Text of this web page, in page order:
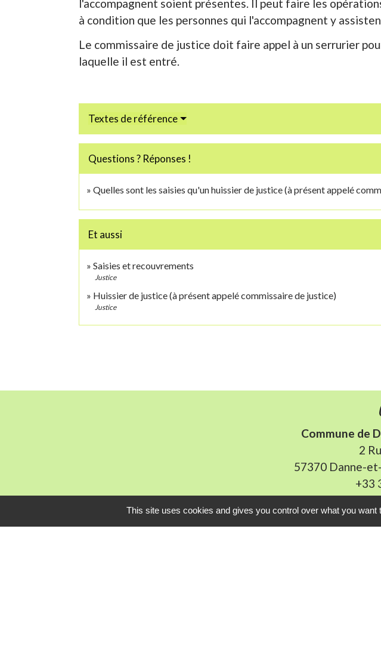
l'accompagnent soient présentes. Il peut faire les
à condition que les personnes qui l'accompagnent y
Le commissaire de justice doit faire appel à un serrurier
laquelle il est entré.
Textes de référence
Questions ? Réponses !
Quelles sont les saisies qu'un huissier de justice (à présent appelé
Et aussi
Saisies et recouvrements
Justice
Huissier de justice (à présent appelé commissaire de justice)
Justice
Commune de
2
57370 Danne-
+33
Lundi de 10h
This site uses cookies and gives you control over what you want